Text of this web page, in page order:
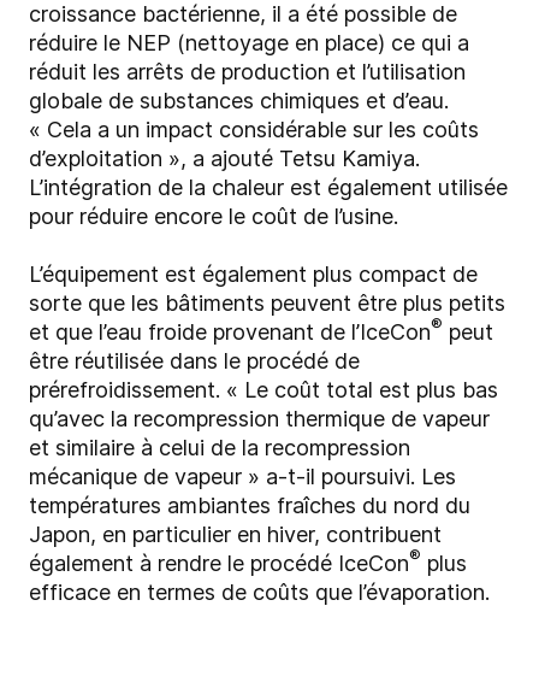
croissance bactérienne, il a été possible de
réduire le NEP (nettoyage en place) ce qui a
réduit les arrêts de production et l’utilisation
globale de substances chimiques et d’eau.
« Cela a un impact considérable sur les coûts
d’exploitation », a ajouté Tetsu Kamiya.
L’intégration de la chaleur est également utilisée
pour réduire encore le coût de l’usine.
L’équipement est également plus compact de
sorte que les bâtiments peuvent être plus petits
et que l’eau froide provenant de l’IceCon® peut
être réutilisée dans le procédé de
prérefroidissement. « Le coût total est plus bas
qu’avec la recompression thermique de vapeur
et similaire à celui de la recompression
mécanique de vapeur » a-t-il poursuivi. Les
températures ambiantes fraîches du nord du
Japon, en particulier en hiver, contribuent
également à rendre le procédé IceCon® plus
efficace en termes de coûts que l’évaporation.